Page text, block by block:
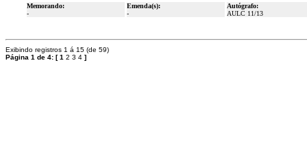
Memorando:
-
Emenda(s):
-
Autógrafo:
AULC 11/13
Exibindo registros 1 á 15 (de 59)
Página 1 de 4: [1 2 3 4 ]